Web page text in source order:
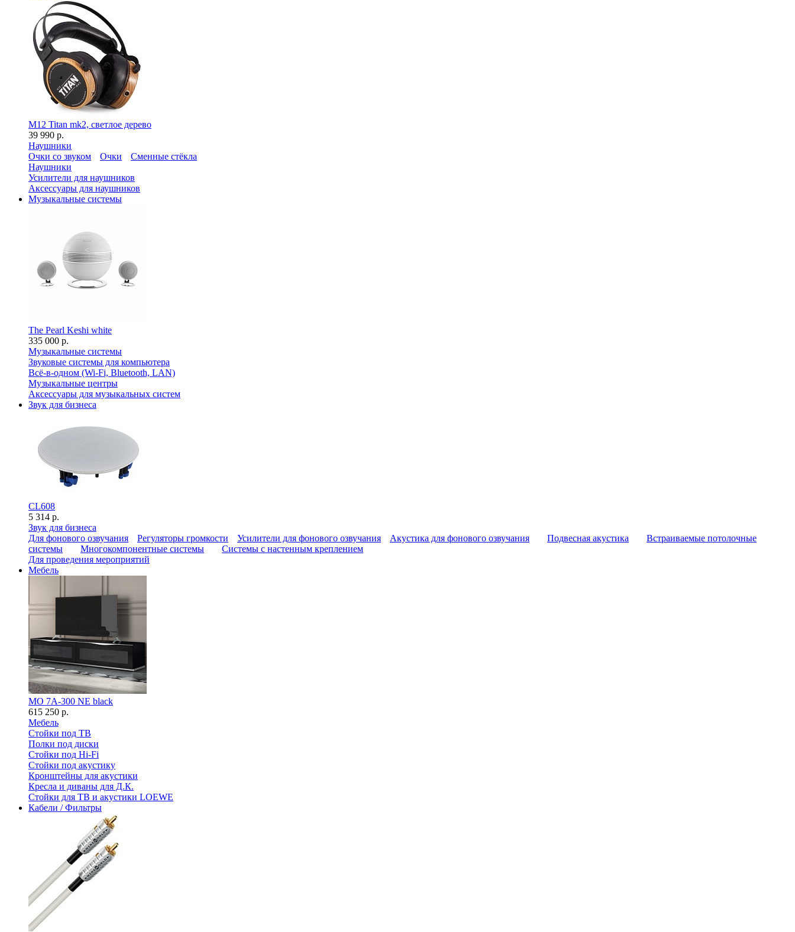
M12 Titan mk2, светлое дерево
39 990 р.
Наушники
Очки со звуком
Очки
Сменные стёкла
Наушники
Усилители для наушников
Аксессуары для наушников
Музыкальные системы
The Pearl Keshi white
335 000 р.
Музыкальные системы
Звуковые системы для компьютера
Всё-в-одном (Wi-Fi, Bluetooth, LAN)
Музыкальные центры
Аксессуары для музыкальных систем
Звук для бизнеса
CL608
5 314 р.
Звук для бизнеса
Для фонового озвучания
Регуляторы громкости Усилители для фонового озвучания Акустика для фонового озвучания Подвесная акустика
Встраиваемые потолочные
системы
Многокомпонентные системы
Системы с настенным креплением
Для проведения мероприятий
Мебель
MO 7A-300 NE black
615 250 р.
Мебель
Стойки под ТВ
Полки под диски
Стойки под Hi-Fi
Стойки под акустику
Кронштейны для акустики
Кресла и диваны для Д.К.
Стойки для ТВ и акустики LOEWE
Кабели / Фильтры